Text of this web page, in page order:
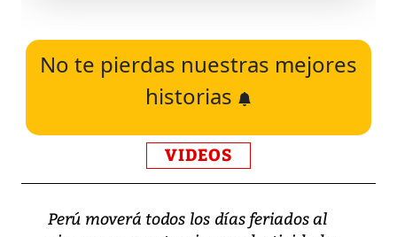
No te pierdas nuestras mejores
historias
VIDEOS
Perú moverá todos los días feriados al